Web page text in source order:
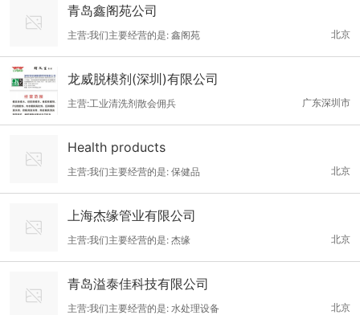
青岛鑫阁苑公司
北京
主营:我们主要经营的是: 鑫阁苑
龙威脱模剂(深圳)有限公司
广东深圳市
主营:工业清洗剂散会佣兵
Health products
北京
主营:我们主要经营的是: 保健品
上海杰缘管业有限公司
北京
主营:我们主要经营的是: 杰缘
青岛溢泰佳科技有限公司
北京
主营:我们主要经营的是: 水处理设备